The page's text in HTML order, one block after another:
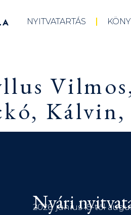
NYITVATARTÁS
Kálvin,
Nyári
2026. június 15-től